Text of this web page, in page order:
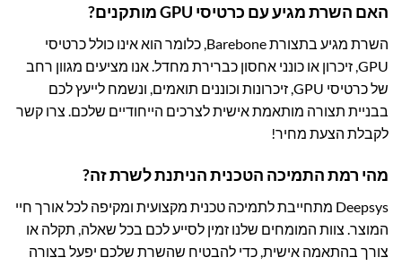
האם השרת מגיע עם כרטיסי GPU מותקנים?
השרת מגיע בתצורת Barebone, כלומר הוא אינו כולל כרטיסי
GPU, זיכרון או כונני אחסון כברירת מחדל. אנו מציעים מגוון רחב
של כרטיסי GPU, זיכרונות וכוננים תואמים, ונשמח לייעץ לכם
בבניית תצורה מותאמת אישית לצרכים הייחודיים שלכם. צרו קשר
לקבלת הצעת מחיר!
מהי רמת התמיכה הטכנית הניתנת לשרת זה?
Deepsys מתחייבת לתמיכה טכנית מקצועית ומקיפה לכל אורך חיי
המוצר. צוות המומחים שלנו זמין לסייע לכם בכל שאלה, תקלה או
צורך בהתאמה אישית, כדי להבטיח שהשרת שלכם יפעל בצורה